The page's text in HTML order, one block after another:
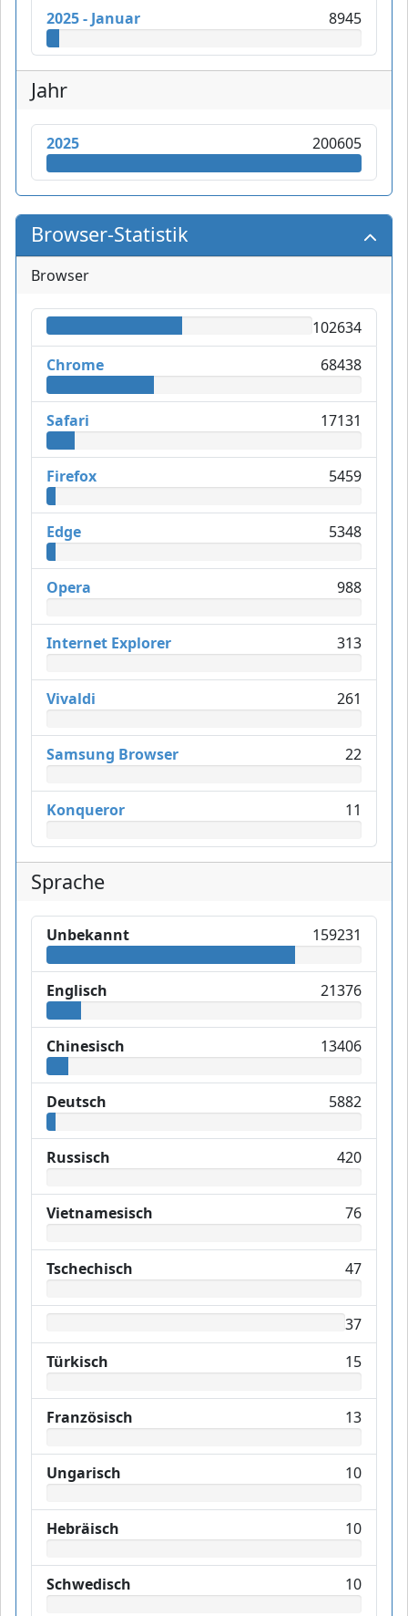
2025 - Januar 8945
Jahr
2025 200605
Browser-Statistik
Browser
102634
Chrome
68438
Safari 17131
Firefox 5459
Edge 5348
Opera 988
Internet Explorer 313
Vivaldi 261
Samsung Browser 22
Konqueror 11
Sprache
Unbekannt 159231
Englisch 21376
Chinesisch 13406
Deutsch 5882
Russisch 420
Vietnamesisch 76
Tschechisch 47
37
Türkisch
15
Französisch 13
Ungarisch 10
Hebräisch 10
Schwedisch 10